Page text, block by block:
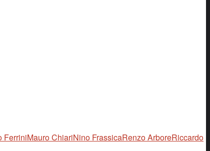
FerriniMauro ChiariNino FrassicaRenzo ArboreRiccardo